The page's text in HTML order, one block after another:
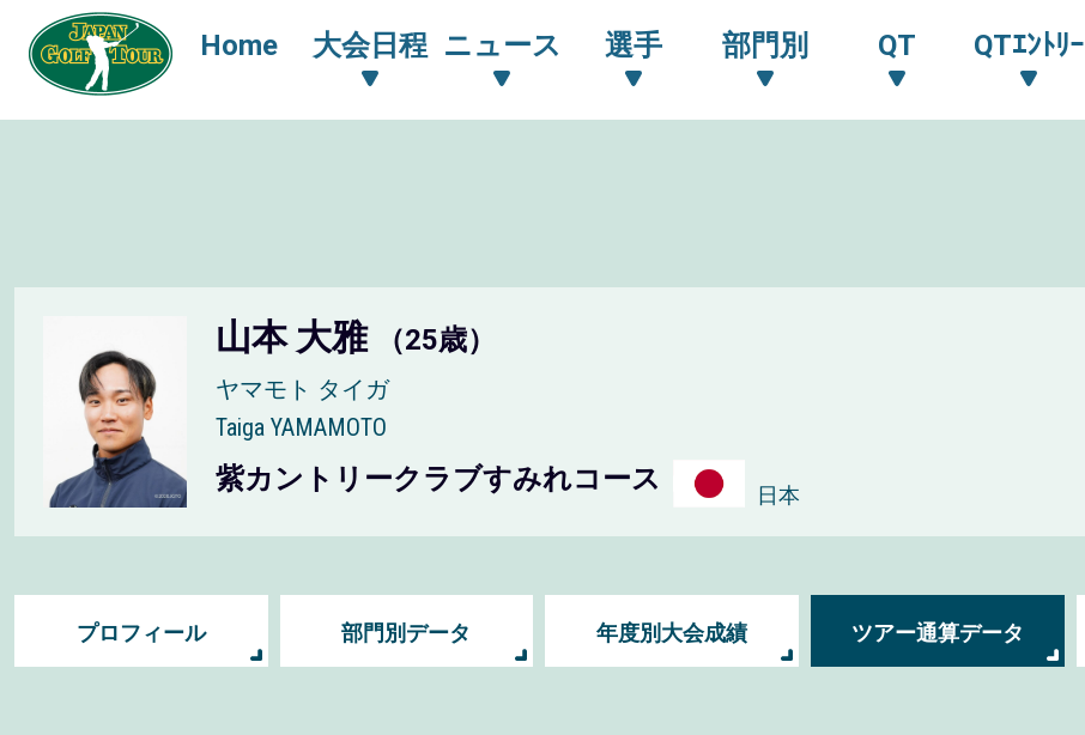
Home 大会日程 ニュース 選手 部門別 QT QTｴﾝﾄﾘｰ
山本 大雅 （25歳）
ヤマモト タイガ
Taiga YAMAMOTO
紫カントリークラブすみれコース 日本
プロフィール 部門別データ 年度別大会成績 ツアー通算データ